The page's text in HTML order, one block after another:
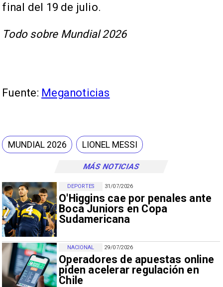
MÁS NOTICIAS
31/07/2026
O'Higgins cae por penales ante
Boca Juniors en Copa
Sudamericana
DEPORTES
29/07/2026
Operadores de apuestas online
piden acelerar regulación en
Chile
NACIONAL
final del 19 de julio.
Todo sobre Mundial 2026
Fuente: Meganoticias
MUNDIAL 2026 LIONEL MESSI